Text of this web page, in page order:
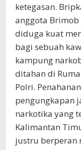
ketegasan.
anggota
diduga kuat
bagi sebuah
kampung
ditahan di
Polri.
pengungkapan
narkotika yang
Kalimantan
justru berperan